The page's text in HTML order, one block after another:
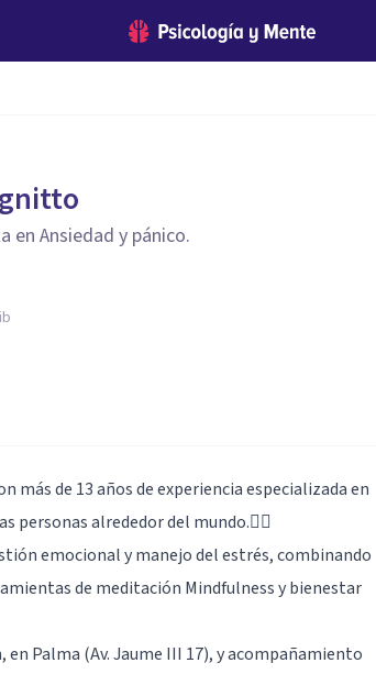
en Ansiedad y pánico.
más de 13 años de experiencia especializada en
personas alrededor del mundo.👩‍⚕️
emocional y manejo del estrés, combinando
de meditación Mindfulness y bienestar
Palma (Av. Jaume III 17), y acompañamiento